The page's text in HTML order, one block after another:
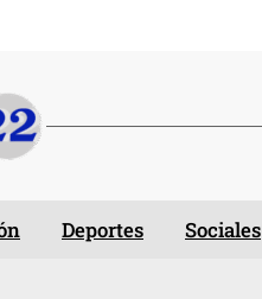
Deportes Sociales